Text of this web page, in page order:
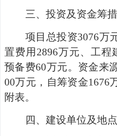
三、 投资及资金筹措
项目总投资3076万
置费用2896万元、工程
预备费60万元。资金来
00万元，自筹资金1676
附表。
四、建设单位及地